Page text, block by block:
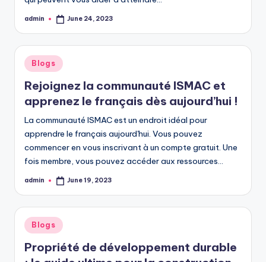
Posted
admin June 24, 2023
Posted
in
Blogs
Rejoignez la communauté ISMAC et
apprenez le français dès aujourd’hui !
La communauté ISMAC est un endroit idéal pour
apprendre le français aujourd'hui. Vous pouvez
commencer en vous inscrivant à un compte gratuit. Une
fois membre, vous pouvez accéder aux ressources…
Posted
admin June 19, 2023
Posted
in
Blogs
Propriété de développement durable